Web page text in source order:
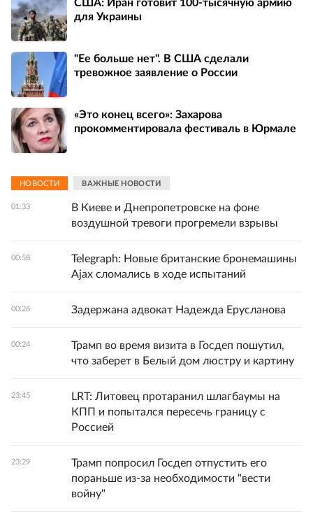
США: Иран готовит 100-тысячную армию
для Украины
"Ее больше нет". В США сделали
тревожное заявление о России
«Это конец всего»: Захарова
прокомментировала фестиваль в Юрмале
НОВОСТИ ВАЖНЫЕ НОВОСТИ
01:33
В Киеве и Днепропетровске на фоне
воздушной тревоги прогремели взрывы
00:58
Telegraph: Новые британские бронемашины
Ajax сломались в ходе испытаний
00:26 Задержана адвокат Надежда Ерусланова
00:24
Трамп во время визита в Госдеп пошутил,
что заберет в Белый дом люстру и картину
23:45
LRT: Литовец протаранил шлагбаумы на
КПП и попытался пересечь границу с
Россией
23:29
Трамп попросил Госдеп отпустить его
пораньше из-за необходимости "вести
войну"